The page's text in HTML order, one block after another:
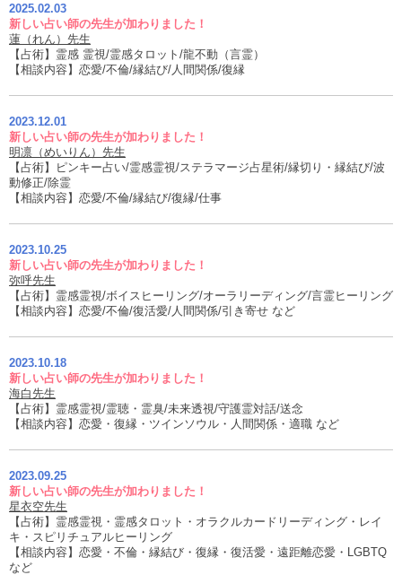
2025.02.03
新しい占い師の先生が加わりました！
蓮（れん）先生
【占術】霊感 霊視/霊感タロット/龍不動（言霊）
【相談内容】恋愛/不倫/縁結び/人間関係/復縁
2023.12.01
新しい占い師の先生が加わりました！
明凛（めいりん）先生
【占術】ピンキー占い/霊感霊視/ステラマージ占星術/縁切り・縁結び/波
動修正/除霊
【相談内容】恋愛/不倫/縁結び/復縁/仕事
2023.10.25
新しい占い師の先生が加わりました！
弥呼先生
【占術】霊感霊視/ボイスヒーリング/オーラリーディング/言霊ヒーリング
【相談内容】恋愛/不倫/復活愛/人間関係/引き寄せ など
2023.10.18
新しい占い師の先生が加わりました！
海白先生
【占術】霊感霊視/霊聴・霊臭/未来透視/守護霊対話/送念
【相談内容】恋愛・復縁・ツインソウル・人間関係・適職 など
2023.09.25
新しい占い師の先生が加わりました！
星衣空先生
【占術】霊感霊視・霊感タロット・オラクルカードリーディング・レイ
キ・スピリチュアルヒーリング
【相談内容】恋愛・不倫・縁結び・復縁・復活愛・遠距離恋愛・LGBTQ
など